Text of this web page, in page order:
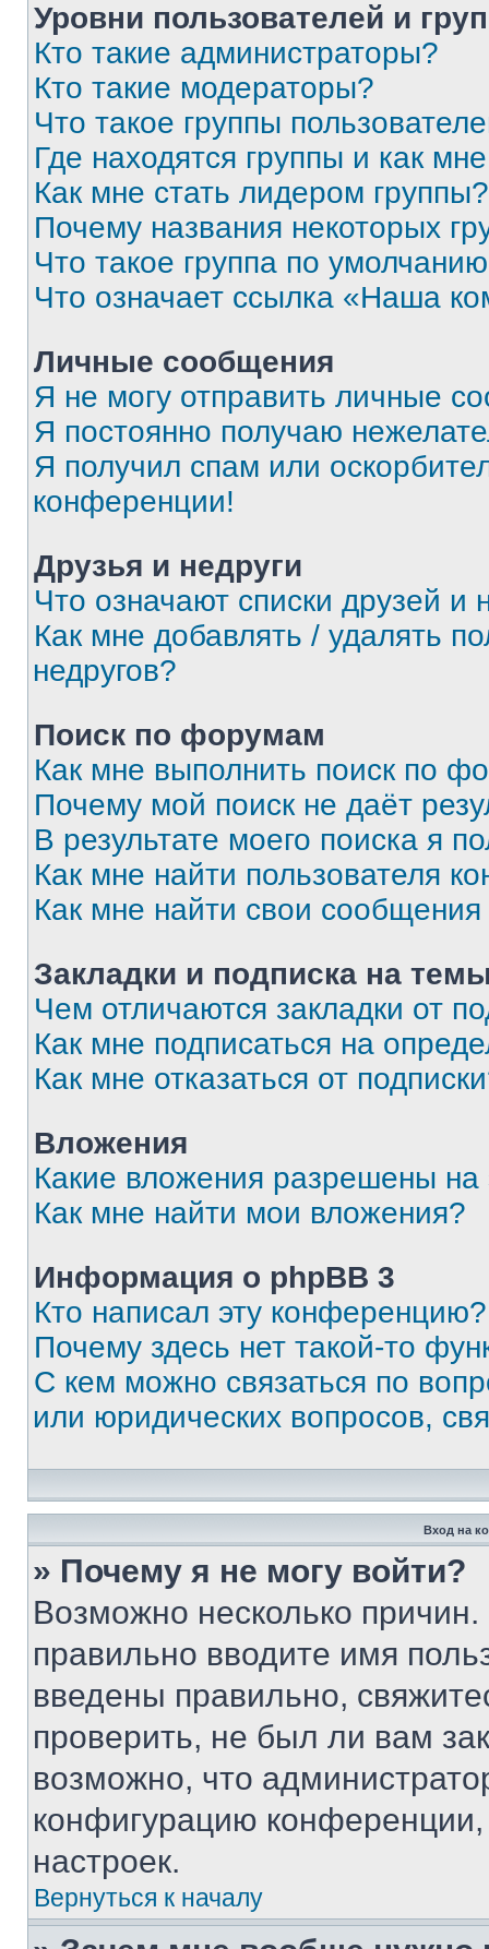
Уровни пользователей и
Кто такие администраторы?
Кто такие модераторы?
Что такое группы
Где находятся группы и как
Как мне стать лидером группы?
Почему названия некоторых
Что такое группа по
Что означает ссылка «Наша
Личные сообщения
Я не могу отправить личные
Я постоянно получаю
Я получил спам или
конференции!
Друзья и недруги
Что означают списки друзей и
Как мне добавлять / удалять
недругов?
Поиск по форумам
Как мне выполнить поиск по
Почему мой поиск не даёт
В результате моего поиска я
Как мне найти пользователя
Как мне найти свои
Закладки и подписка на
Чем отличаются закладки от
Как мне подписаться на
Как мне отказаться от
Вложения
Какие вложения разрешены
Как мне найти мои вложения?
Информация о phpBB 3
Кто написал эту конференцию?
Почему здесь нет такой-то
С кем можно связаться по
или юридических вопросов,
Вход на
» Почему я не могу войти?
Возможно несколько
правильно вводите имя
введены правильно,
проверить, не был ли вам
возможно, что
конфигурацию
настроек.
Вернуться к началу